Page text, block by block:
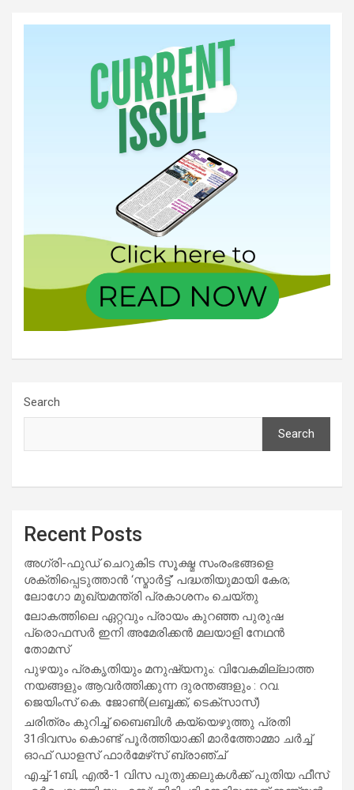
Search
Search
Recent Posts
അഗ്രി-ഫുഡ് ചെറുകിട സൂക്ഷ്മ സംരംഭങ്ങളെ
ശക്തിപ്പെടുത്താന്‍ ‘സ്മാര്‍ട്ട്’ പദ്ധതിയുമായി കേര;
ലോഗോ മുഖ്യമന്ത്രി പ്രകാശനം ചെയ്തു
ലോകത്തിലെ ഏറ്റവും പ്രായം കുറഞ്ഞ പുരുഷ
പ്രൊഫസർ ഇനി അമേരിക്കൻ മലയാളി നേഥൻ
തോമസ്
പുഴയും പ്രകൃതിയും മനുഷ്യനും: വിവേകമില്ലാത്ത
നയങ്ങളും ആവർത്തിക്കുന്ന ദുരന്തങ്ങളും : റവ.
ജെയിംസ് കെ. ജോൺ(ലബ്ബക്ക്, ടെക്സാസ്)
ചരിത്രം കുറിച്ച് ബൈബിൾ കയ്യെഴുത്തു പ്രതി
31ദിവസം കൊണ്ട് പൂർത്തിയാക്കി മാർത്തോമ്മാ ചർച്ച്
ഓഫ് ഡാളസ് ഫാർമേഴ്‌സ് ബ്രാഞ്ച്
എച്ച്-1ബി, എൽ-1 വിസ പുതുക്കലുകൾക്ക് പുതിയ ഫീസ്